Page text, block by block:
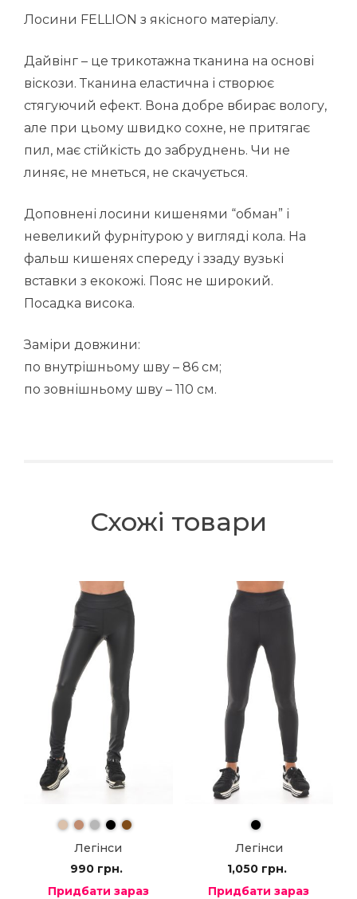
Лосини FELLION з якісного матеріалу.
Дайвінг – це трикотажна тканина на основі
віскози. Тканина еластична і створює
стягуючий ефект. Вона добре вбирає вологу,
але при цьому швидко сохне, не притягає
пил, має стійкість до забруднень. Чи не
линяє, не мнеться, не скачується.
Доповнені лосини кишенями “обман” і
невеликий фурнітурою у вигляді кола. На
фальш кишенях спереду і ззаду вузькі
вставки з екокожі. Пояс не широкий.
Посадка висока.
Заміри довжини:
по внутрішньому шву – 86 см;
по зовнішньому шву – 110 см.
Схожі товари
Легінси
990 грн.
Придбати зараз
Легінси
1,050 грн.
Придбати зараз